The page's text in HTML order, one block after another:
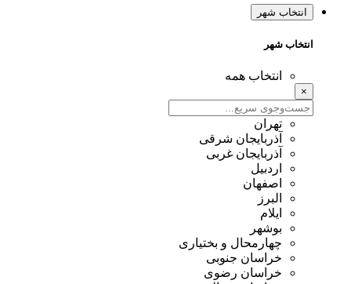
انتخاب شهر
انتخاب شهر
انتخاب همه
تهران
آذربایجان شرقی
آذربایجان غربی
اردبیل
اصفهان
البرز
ایلام
بوشهر
چهارمحال و بختیاری
خراسان جنوبی
خراسان رضوی